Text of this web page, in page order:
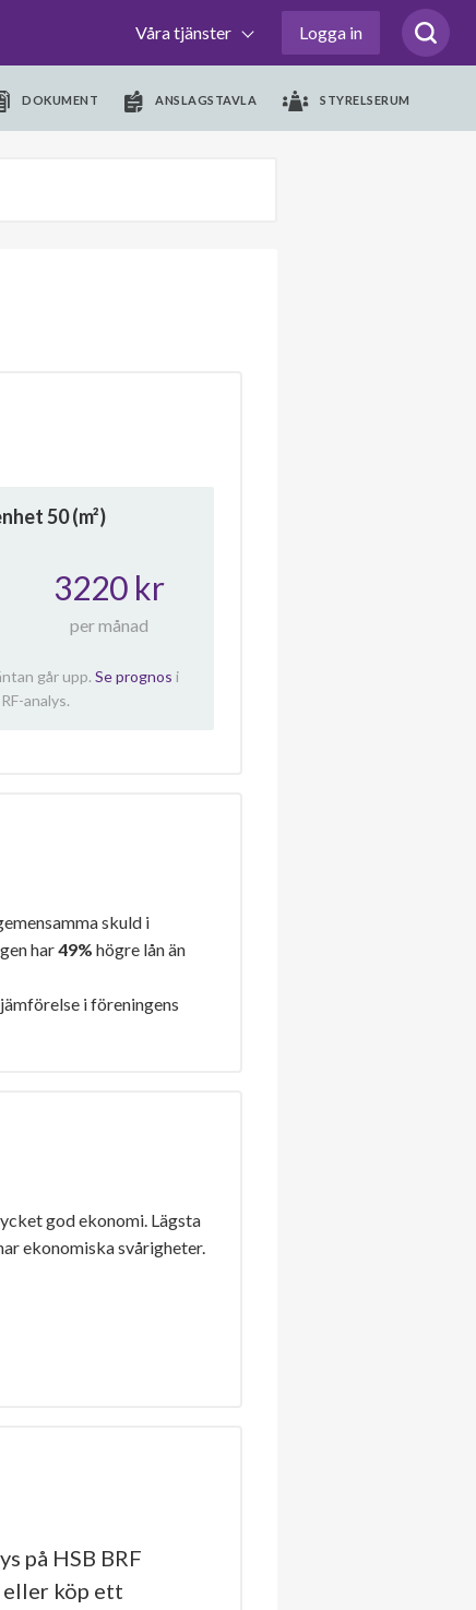
Våra tjänster Logga in
DOKUMENT ANSLAGSTAVLA STYRELSERUM
50(m²)
3220 kr
per månad
går upp. Se prognos i
analys.
skuld i
har49% högre lån än
i föreningens
god ekonomi. Lägsta
ekonomiska svårigheter.
på HSB BRF
köp ett